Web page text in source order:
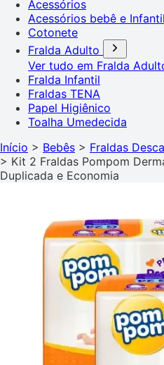
Acessórios
Acessórios bebê e Infantil
Cotonete
Fralda Adulto
Ver tudo em Fralda
Fralda Infantil
Fraldas TENA
Papel Higiênico
Toalha Umedecida
Início > Bebês > Fraldas
> Kit 2 Fraldas Pompom
Duplicada e Economia